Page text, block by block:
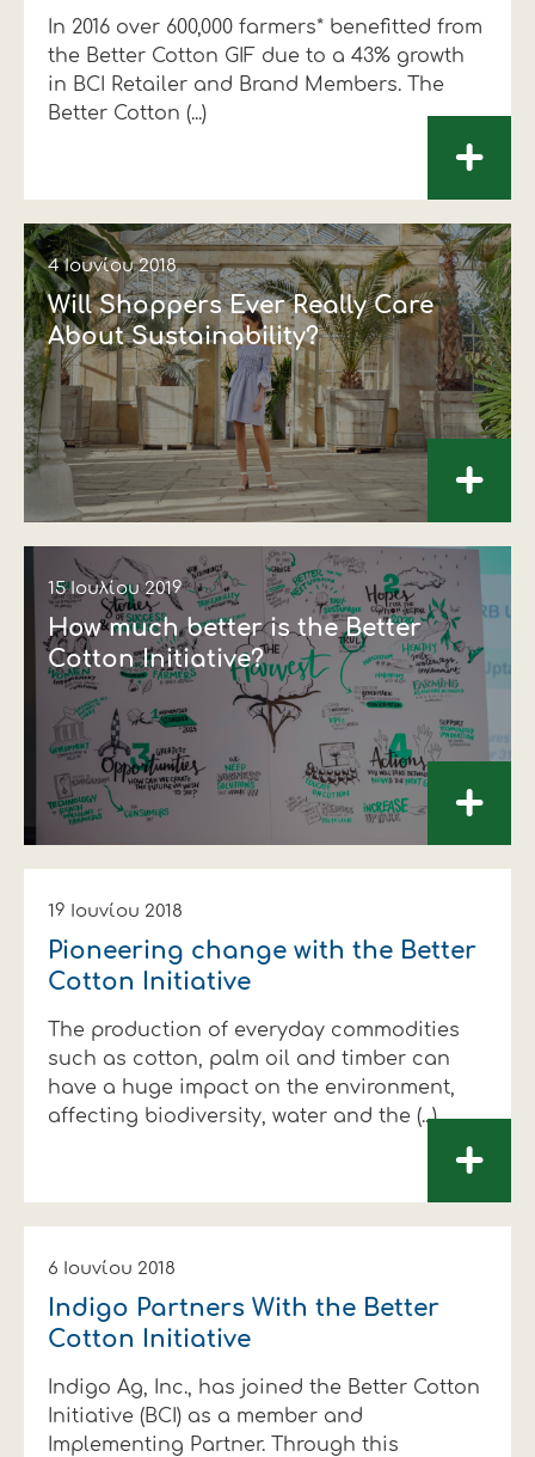
Οικονομικά στοιχεία
Εταιρική δομή
Εκδηλώσεις
Επικοινωνία
Πως θα μας βρείτε
ΑΚΟΛΟΥΘΗΣΤΕ ΜΑΣ
Εξαγωγές
Συνέδρια
Πως θα μας βρείτε
ΑΚΟΛΟΥΘΗΣΤΕ ΜΑΣ
Ευφυής γεωργία
Συμβουλευτική στο χωράφι
Εκκόκκιση για λογαριασμό του
Ιατρικές υπηρεσίες
Πως θα μας βρείτε
ΑΚΟΛΟΥΘΗΣΤΕ ΜΑΣ
Αλυσίδα βάμβακος
Πως θα μας βρείτε
ΑΚΟΛΟΥΘΗΣΤΕ ΜΑΣ
Κλωστοϋφαντουργία - Ένδυση
Εταιρικά νέα
Πως θα μας βρείτε
ΑΚΟΛΟΥΘΗΣΤΕ ΜΑΣ
Πως θα μας βρείτε
ΑΚΟΛΟΥΘΗΣΤΕ ΜΑΣ
In 2016 over 600,000 farmers* benefitted from
the Better Cotton GIF due to a 43% growth
in BCI Retailer and Brand Members. The
Better Cotton (...)
+
4 Ιουνίου 2018
Will Shoppers Ever Really Care
About Sustainability?
+
15 Ιουλίου 2019
How much better is the Better
Cotton Initiative?
+
19 Ιουνίου 2018
Pioneering change with the Better
Cotton Initiative
The production of everyday commodities
such as cotton, palm oil and timber can
have a huge impact on the environment,
affecting biodiversity, water and the (...)
+
6 Ιουνίου 2018
Indigo Partners With the Better
Cotton Initiative
Indigo Ag, Inc., has joined the Better Cotton
Initiative (BCI) as a member and
Implementing Partner. Through this